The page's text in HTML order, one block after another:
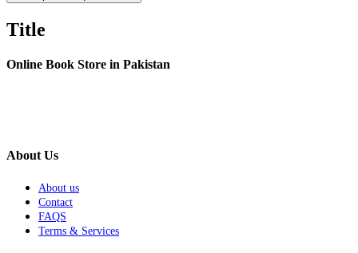
Title
Online Book Store in Pakistan
About Us
About us
Contact
FAQS
Terms & Services